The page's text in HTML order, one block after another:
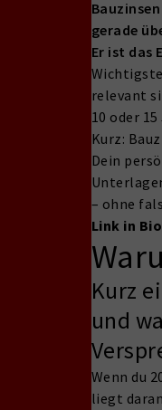
gerade
Er ist das
relevant
10 oder
Kurz:
Dein
– ohne
Link in Bio
Kurz
und
Wenn du
liegt